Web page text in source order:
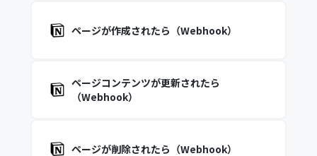
ページが作成されたら（Webhook）
ページコンテンツが更新されたら
（Webhook）
ページが削除されたら（Webhook）